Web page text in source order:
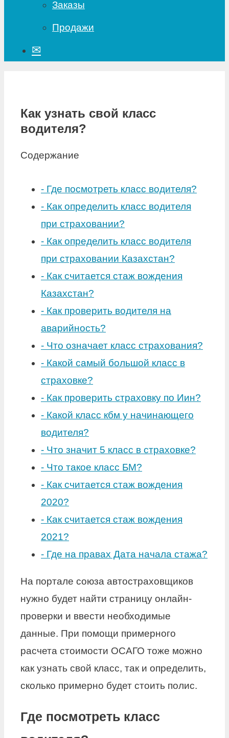
Заказы
Продажи
✉
Как узнать свой класс
водителя?
Содержание
- Где посмотреть класс водителя?
- Как определить класс водителя
при страховании?
- Как определить класс водителя
при страховании Казахстан?
- Как считается стаж вождения
Казахстан?
- Как проверить водителя на
аварийность?
- Что означает класс страхования?
- Какой самый большой класс в
страховке?
- Как проверить страховку по Иин?
- Какой класс кбм у начинающего
водителя?
- Что значит 5 класс в страховке?
- Что такое класс БМ?
- Как считается стаж вождения
2020?
- Как считается стаж вождения
2021?
- Где на правах Дата начала стажа?
На портале союза автостраховщиков
нужно будет найти страницу онлайн-
проверки и ввести необходимые
данные. При помощи примерного
расчета стоимости ОСАГО тоже можно
как узнать свой класс, так и определить,
сколько примерно будет стоить полис.
Где посмотреть класс